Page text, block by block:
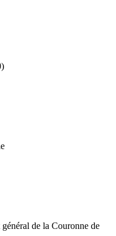
de la Couronne de